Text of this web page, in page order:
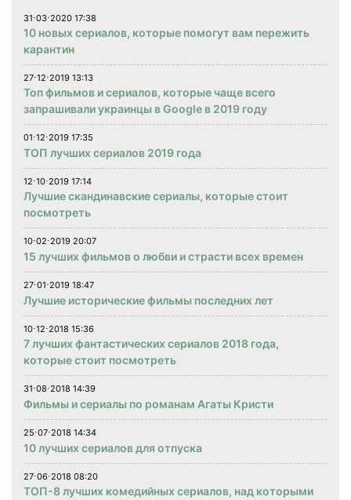
31⋅03⋅2020 17:38
10 новых сериалов, которые помогут вам пережить
карантин
27⋅12⋅2019 13:13
Топ фильмов и сериалов, которые чаще всего
запрашивали украинцы в Google в 2019 году
01⋅12⋅2019 17:35
ТОП лучших сериалов 2019 года
12⋅10⋅2019 17:14
Лучшие скандинавские сериалы, которые стоит
посмотреть
10⋅02⋅2019 20:07
15 лучших фильмов о любви и страсти всех времен
27⋅01⋅2019 18:47
Лучшие исторические фильмы последних лет
10⋅12⋅2018 15:36
7 лучших фантастических сериалов 2018 года,
которые стоит посмотреть
31⋅08⋅2018 14:39
Фильмы и сериалы по романам Агаты Кристи
25⋅07⋅2018 14:34
10 лучших сериалов для отпуска
27⋅06⋅2018 08:20
ТОП-8 лучших комедийных сериалов, над которыми